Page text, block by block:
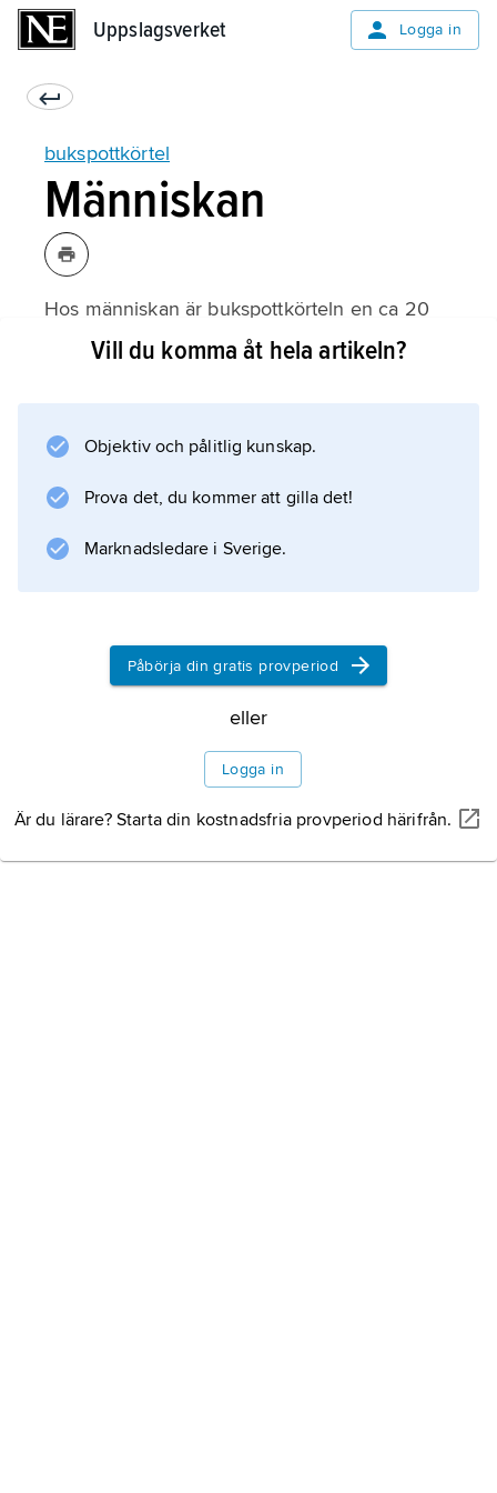
Uppslagsverket Logga in
bukspottkörtel
Människan
Hos människan är bukspottkörteln en ca 20
cm lång, morotsformig körtel, bestående av
Bukspottkörtelns huvud ligger tätt intill
tolvfingertarmen, i vilken körtelns
gallgången från levern. Körteln har
Information om artikeln
Vill du komma åt hela artikeln?
Objektiv och pålitlig kunskap.
Prova det, du kommer att gilla det!
Marknadsledare i Sverige.
Påbörja din gratis provperiod
eller
Logga in
Är du lärare? Starta din kostnadsfria provperiod härifrån.